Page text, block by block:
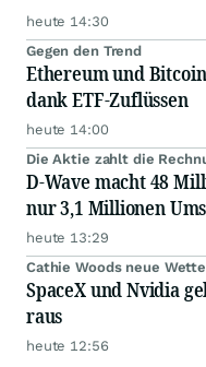
heute 14:30
Gegen den Trend
Ethereum und
dank ETF-Zuflüssen
heute 14:00
Die Aktie zahlt die
D-Wave macht 48
nur 3,1 Millionen
heute 13:29
Cathie Woods neue
SpaceX und Nvidia
raus
heute 12:56